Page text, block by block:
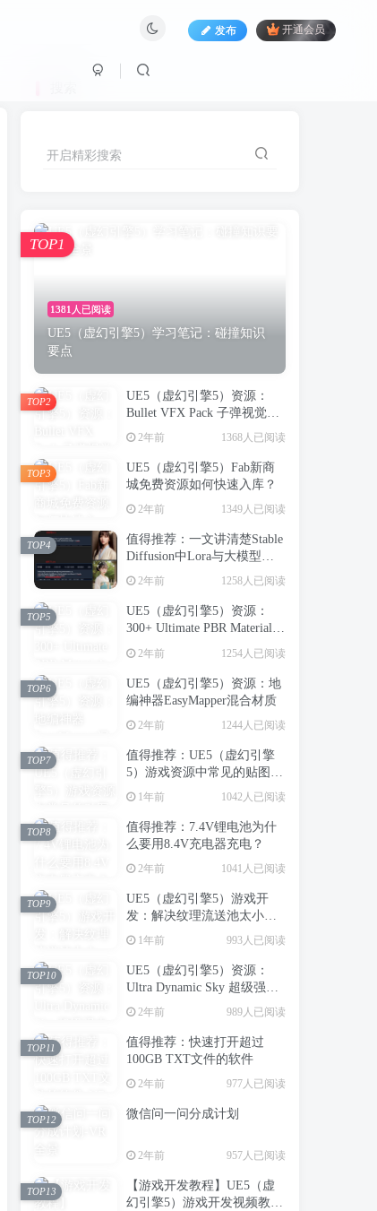
发布 开通会员
开启精彩搜索
1381人已阅读
UE5（虚幻引擎5）学习笔记：碰撞知识
要点
TOP1
UE5（虚幻引擎5）资源：
Bullet VFX Pack 子弹视觉特
效包
2年前 1368人已阅读
TOP2
UE5（虚幻引擎5）Fab新商
城免费资源如何快速入库？
2年前 1349人已阅读
TOP3
值得推荐：一文讲清楚Stable
Diffusion中Lora与大模型的
区别（转载）
2年前 1258人已阅读
TOP4
UE5（虚幻引擎5）资源：
300+ Ultimate PBR Materials
Pack 写实建筑室内PBR材质
库
2年前 1254人已阅读
TOP5
UE5（虚幻引擎5）资源：地
编神器EasyMapper混合材质
2年前 1244人已阅读
TOP6
值得推荐：UE5（虚幻引擎
5）游戏资源中常见的贴图类
型（转载）
1年前 1042人已阅读
TOP7
值得推荐：7.4V锂电池为什
么要用8.4V充电器充电？
2年前 1041人已阅读
TOP8
UE5（虚幻引擎5）游戏开
发：解决纹理流送池太小，
造成场景中纹理模糊的问题
1年前 993人已阅读
TOP9
UE5（虚幻引擎5）资源：
Ultra Dynamic Sky 超级强大
的动态天空天气系统
2年前 989人已阅读
TOP10
值得推荐：快速打开超过
100GB TXT文件的软件
2年前 977人已阅读
TOP11
微信问一问分成计划
2年前 957人已阅读
TOP12
【游戏开发教程】UE5（虚
幻引擎5）游戏开发视频教
TOP13